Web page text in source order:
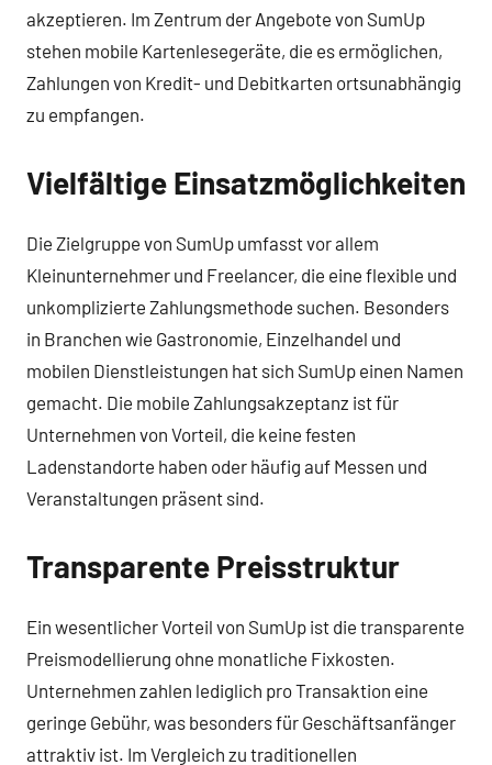
akzeptieren. Im Zentrum der Angebote von SumUp
stehen mobile Kartenlesegeräte, die es ermöglichen,
Zahlungen von Kredit- und Debitkarten ortsunabhängig
zu empfangen.
Vielfältige Einsatzmöglichkeiten
Die Zielgruppe von SumUp umfasst vor allem
Kleinunternehmer und Freelancer, die eine flexible und
unkomplizierte Zahlungsmethode suchen. Besonders
in Branchen wie Gastronomie, Einzelhandel und
mobilen Dienstleistungen hat sich SumUp einen Namen
gemacht. Die mobile Zahlungsakzeptanz ist für
Unternehmen von Vorteil, die keine festen
Ladenstandorte haben oder häufig auf Messen und
Veranstaltungen präsent sind.
Transparente Preisstruktur
Ein wesentlicher Vorteil von SumUp ist die transparente
Preismodellierung ohne monatliche Fixkosten.
Unternehmen zahlen lediglich pro Transaktion eine
geringe Gebühr, was besonders für Geschäftsanfänger
attraktiv ist. Im Vergleich zu traditionellen